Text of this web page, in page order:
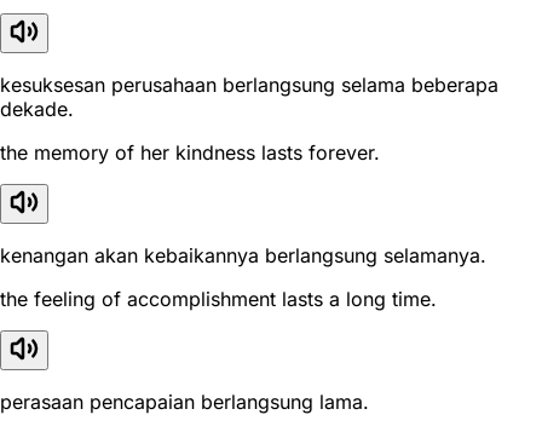
kesuksesan perusahaan berlangsung selama beberapa
dekade.
the memory of her kindness lasts forever.
kenangan akan kebaikannya berlangsung selamanya.
the feeling of accomplishment lasts a long time.
perasaan pencapaian berlangsung lama.